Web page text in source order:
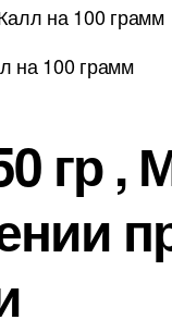
на 100 грамм
на 100 грамм
гр ,